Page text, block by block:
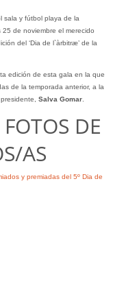
sala y fútbol playa de la
25 de noviembre el merecido
del ‘Dia de l`àrbitræ’ de la
edición de esta gala en la que
de la temporada anterior, a la
Salva Gomar.
DE
AS
y premiadas del 5º Dia de